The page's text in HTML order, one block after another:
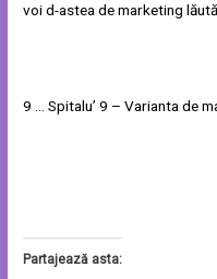
voi d-astea de marketing
9 … Spitalu’ 9 – Varianta de
Partajează asta: